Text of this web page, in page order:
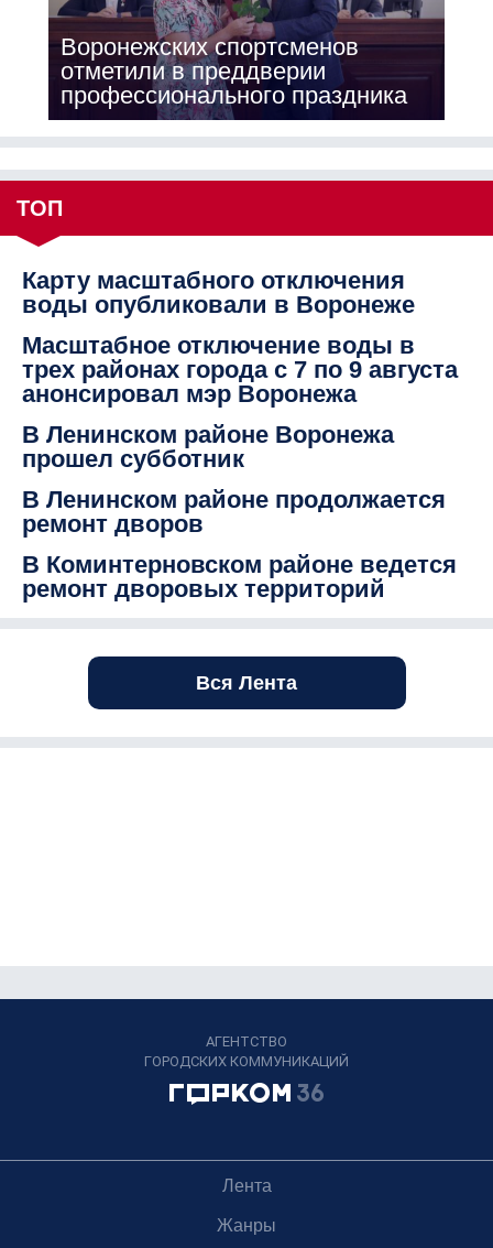
Воронежских спортсменов
отметили в преддверии
профессионального праздника
ТОП
Карту масштабного отключения
воды опубликовали в Воронеже
Масштабное отключение воды в
трех районах города с 7 по 9 августа
анонсировал мэр Воронежа
В Ленинском районе Воронежа
прошел субботник
В Ленинском районе продолжается
ремонт дворов
В Коминтерновском районе ведется
ремонт дворовых территорий
Вся Лента
АГЕНТСТВО
ГОРОДСКИХ КОММУНИКАЦИЙ
Лента
Жанры